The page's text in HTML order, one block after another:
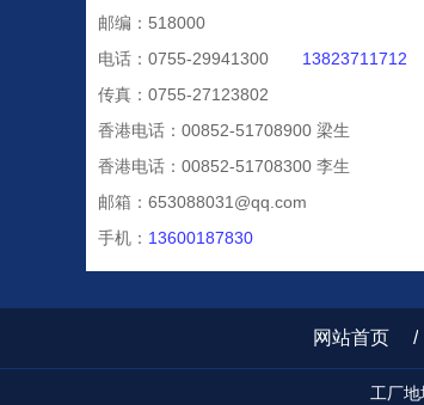
邮编：518000
电话：0755-29941300 13823711712
传真：0755-27123802
香港电话：00852-51708900 梁生
香港电话：00852-51708300 李生
邮箱：653088031@qq.com
手机： 13600187830
网站首页 /
工厂